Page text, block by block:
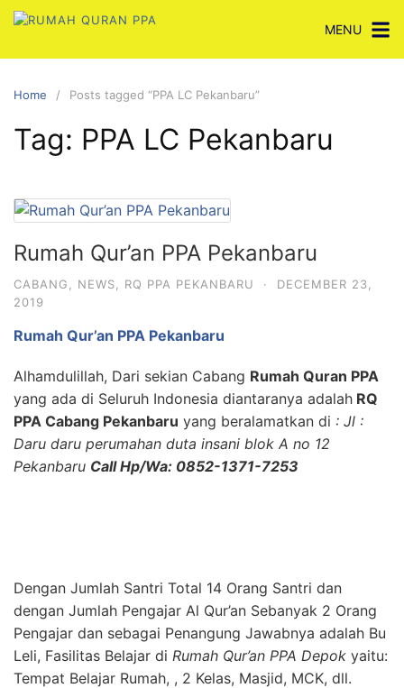
Skip
content
MENU
Home Posts tagged “PPA LC Pekanbaru”
Tag: PPA LC Pekanbaru
Rumah Qur’an PPA Pekanbaru
CABANG NEWS RQ PPA PEKANBARU ·
DECEMBER 23,
2019
Rumah Qur’an PPA Pekanbaru
Alhamdulillah, Dari sekian Cabang Rumah Quran PPA
yang ada di Seluruh Indonesia diantaranya adalah RQ
PPA Cabang Pekanbaru yang beralamatkan di : Jl :
Daru daru perumahan duta insani blok A no 12
Pekanbaru Call Hp/Wa: 0852-1371-7253
Dengan Jumlah Santri Total 14 Orang Santri dan
dengan Jumlah Pengajar Al Qur’an Sebanyak 2 Orang
Pengajar dan sebagai Penangung Jawabnya adalah Bu
Leli, Fasilitas Belajar di Rumah Qur’an PPA Depok yaitu:
Tempat Belajar Rumah, , 2 Kelas, Masjid, MCK, dll.